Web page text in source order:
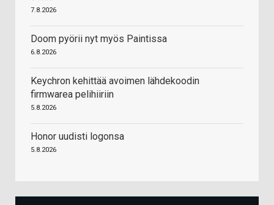
7.8.2026
Doom pyörii nyt myös Paintissa
6.8.2026
Keychron kehittää avoimen lähdekoodin
firmwarea pelihiiriin
5.8.2026
Honor uudisti logonsa
5.8.2026